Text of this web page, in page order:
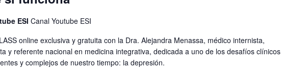
ESI Canal Youtube ESI
online exclusiva y gratuita con la Dra. Alejandra Menassa, médico internista,
y referente nacional en medicina integrativa, dedicada a uno de los desafíos clínicos
y complejos de nuestro tiempo: la depresión.